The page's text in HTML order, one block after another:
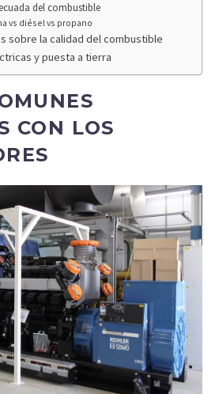
del combustible
vs diésel vs propano
sobre la calidad del combustible
y puesta a tierra
CON LOS